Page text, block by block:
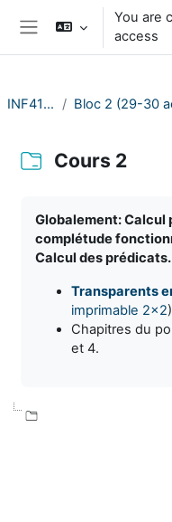
Skip to main content
You are
access
INF412-2023
Cours 2
Globalement: Calcul
complétude
Calcul des prédicats.
Transparents
imprimable 2x2)
Chapitres du
et 4.